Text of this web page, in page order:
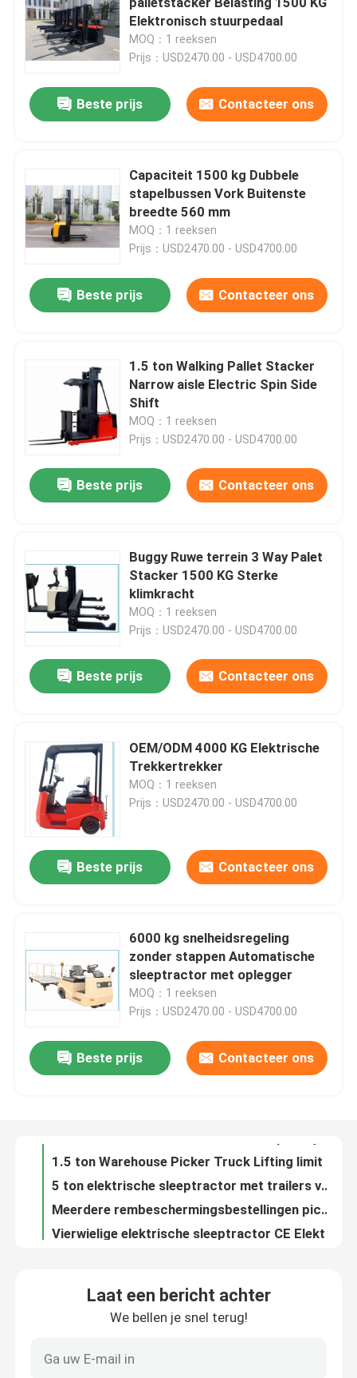
Producten
Video's
Ongeveer ons
Kwaliteitscontrole
Contact de V.S.
Elektrische Palletstapelaar
Elektronisch stuurpedaal
MOQ：1 reeksen
Prijs：USD2470.00 - USD4700.00
Beste prijs Contacteer ons
Capaciteit 1500 kg Dubbele
stapelbussen Vork Buitenste
breedte 560 mm
MOQ：1 reeksen
Prijs：USD2470.00 - USD4700.00
Beste prijs Contacteer ons
1.5 ton Walking Pallet Stacker
Narrow aisle Electric Spin Side
Shift
MOQ：1 reeksen
Prijs：USD2470.00 - USD4700.00
Beste prijs Contacteer ons
Buggy Ruwe terrein 3 Way Palet
Stacker 1500 KG Sterke
klimkracht
MOQ：1 reeksen
Prijs：USD2470.00 - USD4700.00
Beste prijs Contacteer ons
OEM/ODM 4000 KG Elektrische
Trekkertrekker
MOQ：1 reeksen
Prijs：USD2470.00 - USD4700.00
Beste prijs Contacteer ons
6000 kg snelheidsregeling
zonder stappen Automatische
sleeptractor met oplegger
MOQ：1 reeksen
Prijs：USD2470.00 - USD4700.00
Beste prijs Contacteer ons
1 ton Bestelverzamelaar Elektrische pallet jack Elektromagnetische hydraulische klep
Laat een bericht achter
We bellen je snel terug!